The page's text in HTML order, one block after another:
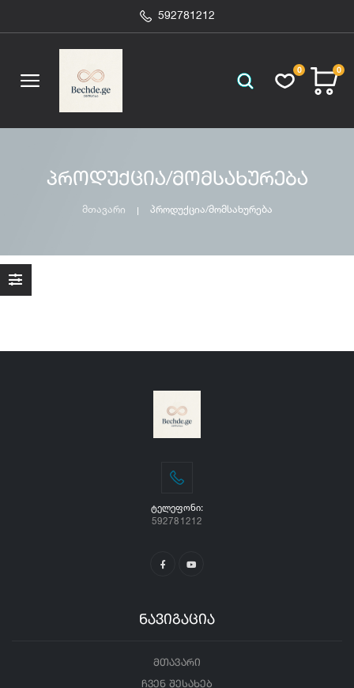
592781212
0 0
პროდუქცია/მომსახურება
მთავარი პროდუქცია/მომსახურება
ᲢᲔᲚᲔᲤᲝᲜᲘ:
592781212
ნავიგაცია
მთავარი
ჩვენ შესახებ